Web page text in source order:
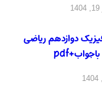
دوازدهم ریاضی